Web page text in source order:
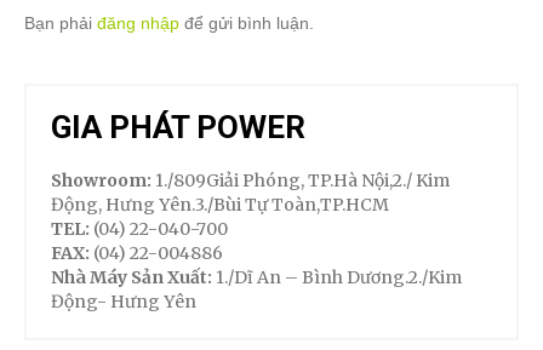
Bạn phải đăng nhập để gửi bình luận.
GIA PHÁT POWER
Showroom: 1./809Giải Phóng, TP.Hà Nội,2./ Kim
Động, Hưng Yên.3./Bùi Tự Toàn,TP.HCM
TEL: (04) 22-040-700
FAX: (04) 22-004886
Nhà Máy Sản Xuất: 1./Dĩ An – Bình Dương.2./Kim
Động- Hưng Yên